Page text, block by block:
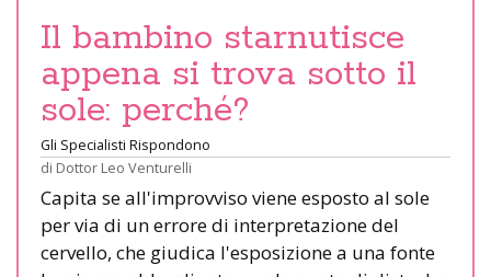
Il bambino starnutisce
appena si trova sotto il
sole: perché?
Gli Specialisti Rispondono
di Dottor Leo Venturelli
Capita se all'improvviso viene esposto al sole
per via di un errore di interpretazione del
cervello, che giudica l'esposizione a una fonte